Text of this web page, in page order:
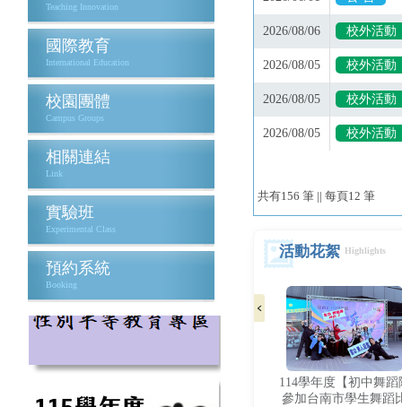
Teaching Innovation
國際教育
International Education
校園團體
Campus Groups
相關連結
Link
實驗班
Experimental Class
預約系統
Booking
活動花絮 Highlights
114學年度【初中舞蹈
參加台南市學生舞蹈